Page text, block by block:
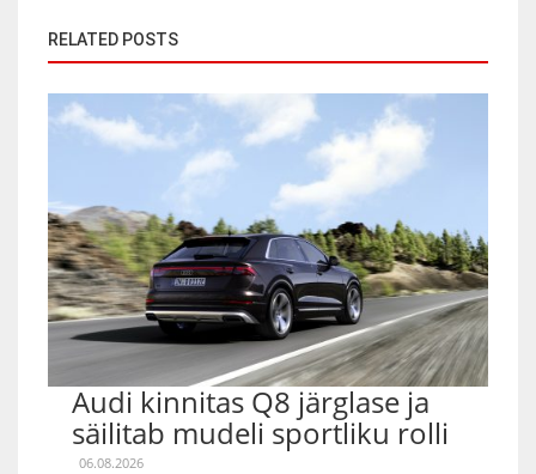
RELATED POSTS
Audi kinnitas Q8 järglase ja
säilitab mudeli sportliku rolli
06.08.2026